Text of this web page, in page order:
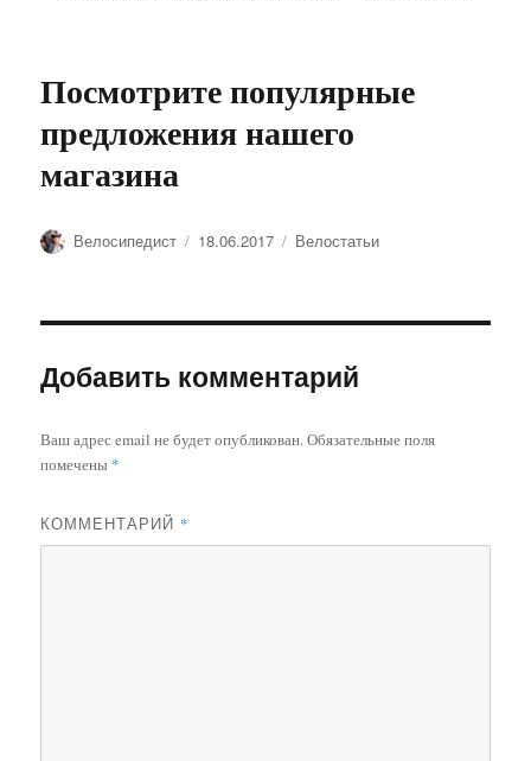
Посмотрите популярные
предложения нашего
магазина
Автор
Велосипедист Опубликовано
18.06.2017 Рубрики
Велостатьи
Добавить комментарий
Ваш адрес email не будет опубликован.Обязательные поля
помечены *
КОММЕНТАРИЙ *